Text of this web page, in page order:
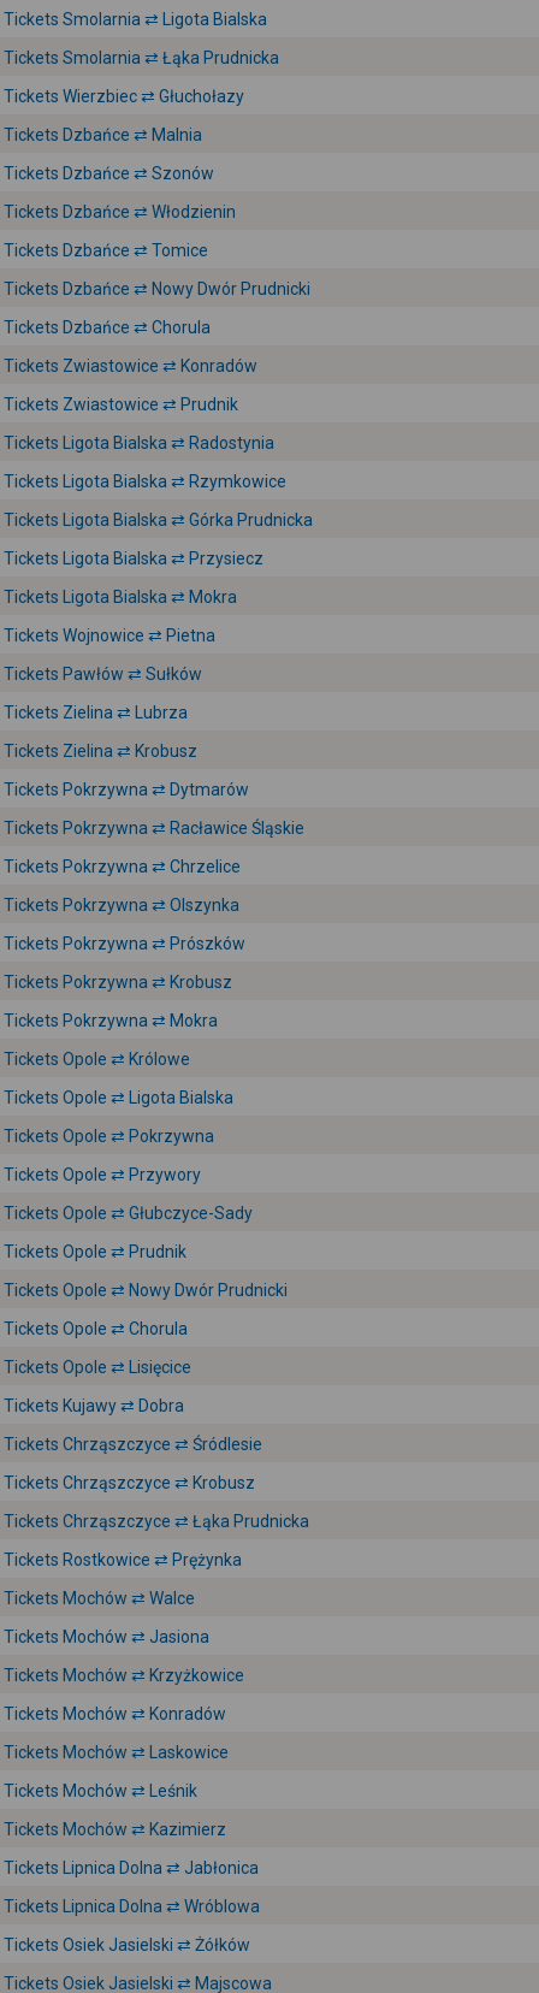
Tickets Smolarnia ⇄ Ligota Bialska
Tickets Smolarnia ⇄ Łąka Prudnicka
Tickets Wierzbiec ⇄ Głuchołazy
Tickets Dzbańce ⇄ Malnia
Tickets Dzbańce ⇄ Szonów
Tickets Dzbańce ⇄ Włodzienin
Tickets Dzbańce ⇄ Tomice
Tickets Dzbańce ⇄ Nowy Dwór Prudnicki
Tickets Dzbańce ⇄ Chorula
Tickets Zwiastowice ⇄ Konradów
Tickets Zwiastowice ⇄ Prudnik
Tickets Ligota Bialska ⇄ Radostynia
Tickets Ligota Bialska ⇄ Rzymkowice
Tickets Ligota Bialska ⇄ Górka Prudnicka
Tickets Ligota Bialska ⇄ Przysiecz
Tickets Ligota Bialska ⇄ Mokra
Tickets Wojnowice ⇄ Pietna
Tickets Pawłów ⇄ Sułków
Tickets Zielina ⇄ Lubrza
Tickets Zielina ⇄ Krobusz
Tickets Pokrzywna ⇄ Dytmarów
Tickets Pokrzywna ⇄ Racławice Śląskie
Tickets Pokrzywna ⇄ Chrzelice
Tickets Pokrzywna ⇄ Olszynka
Tickets Pokrzywna ⇄ Prószków
Tickets Pokrzywna ⇄ Krobusz
Tickets Pokrzywna ⇄ Mokra
Tickets Opole ⇄ Królowe
Tickets Opole ⇄ Ligota Bialska
Tickets Opole ⇄ Pokrzywna
Tickets Opole ⇄ Przywory
Tickets Opole ⇄ Głubczyce-Sady
Tickets Opole ⇄ Prudnik
Tickets Opole ⇄ Nowy Dwór Prudnicki
Tickets Opole ⇄ Chorula
Tickets Opole ⇄ Lisięcice
Tickets Kujawy ⇄ Dobra
Tickets Chrząszczyce ⇄ Śródlesie
Tickets Chrząszczyce ⇄ Krobusz
Tickets Chrząszczyce ⇄ Łąka Prudnicka
Tickets Rostkowice ⇄ Prężynka
Tickets Mochów ⇄ Walce
Tickets Mochów ⇄ Jasiona
Tickets Mochów ⇄ Krzyżkowice
Tickets Mochów ⇄ Konradów
Tickets Mochów ⇄ Laskowice
Tickets Mochów ⇄ Leśnik
Tickets Mochów ⇄ Kazimierz
Tickets Lipnica Dolna ⇄ Jabłonica
Tickets Lipnica Dolna ⇄ Wróblowa
Tickets Osiek Jasielski ⇄ Żółków
Tickets Osiek Jasielski ⇄ Majscowa